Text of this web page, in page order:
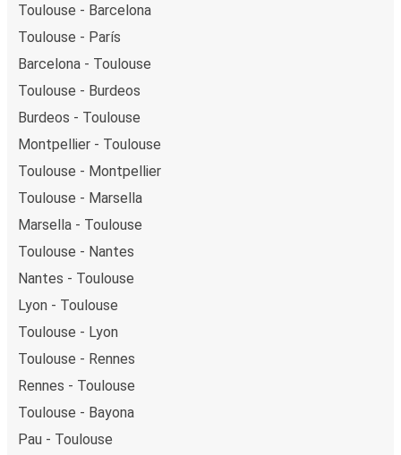
Toulouse - Barcelona
Toulouse - París
Barcelona - Toulouse
Toulouse - Burdeos
Burdeos - Toulouse
Montpellier - Toulouse
Toulouse - Montpellier
Toulouse - Marsella
Marsella - Toulouse
Toulouse - Nantes
Nantes - Toulouse
Lyon - Toulouse
Toulouse - Lyon
Toulouse - Rennes
Rennes - Toulouse
Toulouse - Bayona
Pau - Toulouse